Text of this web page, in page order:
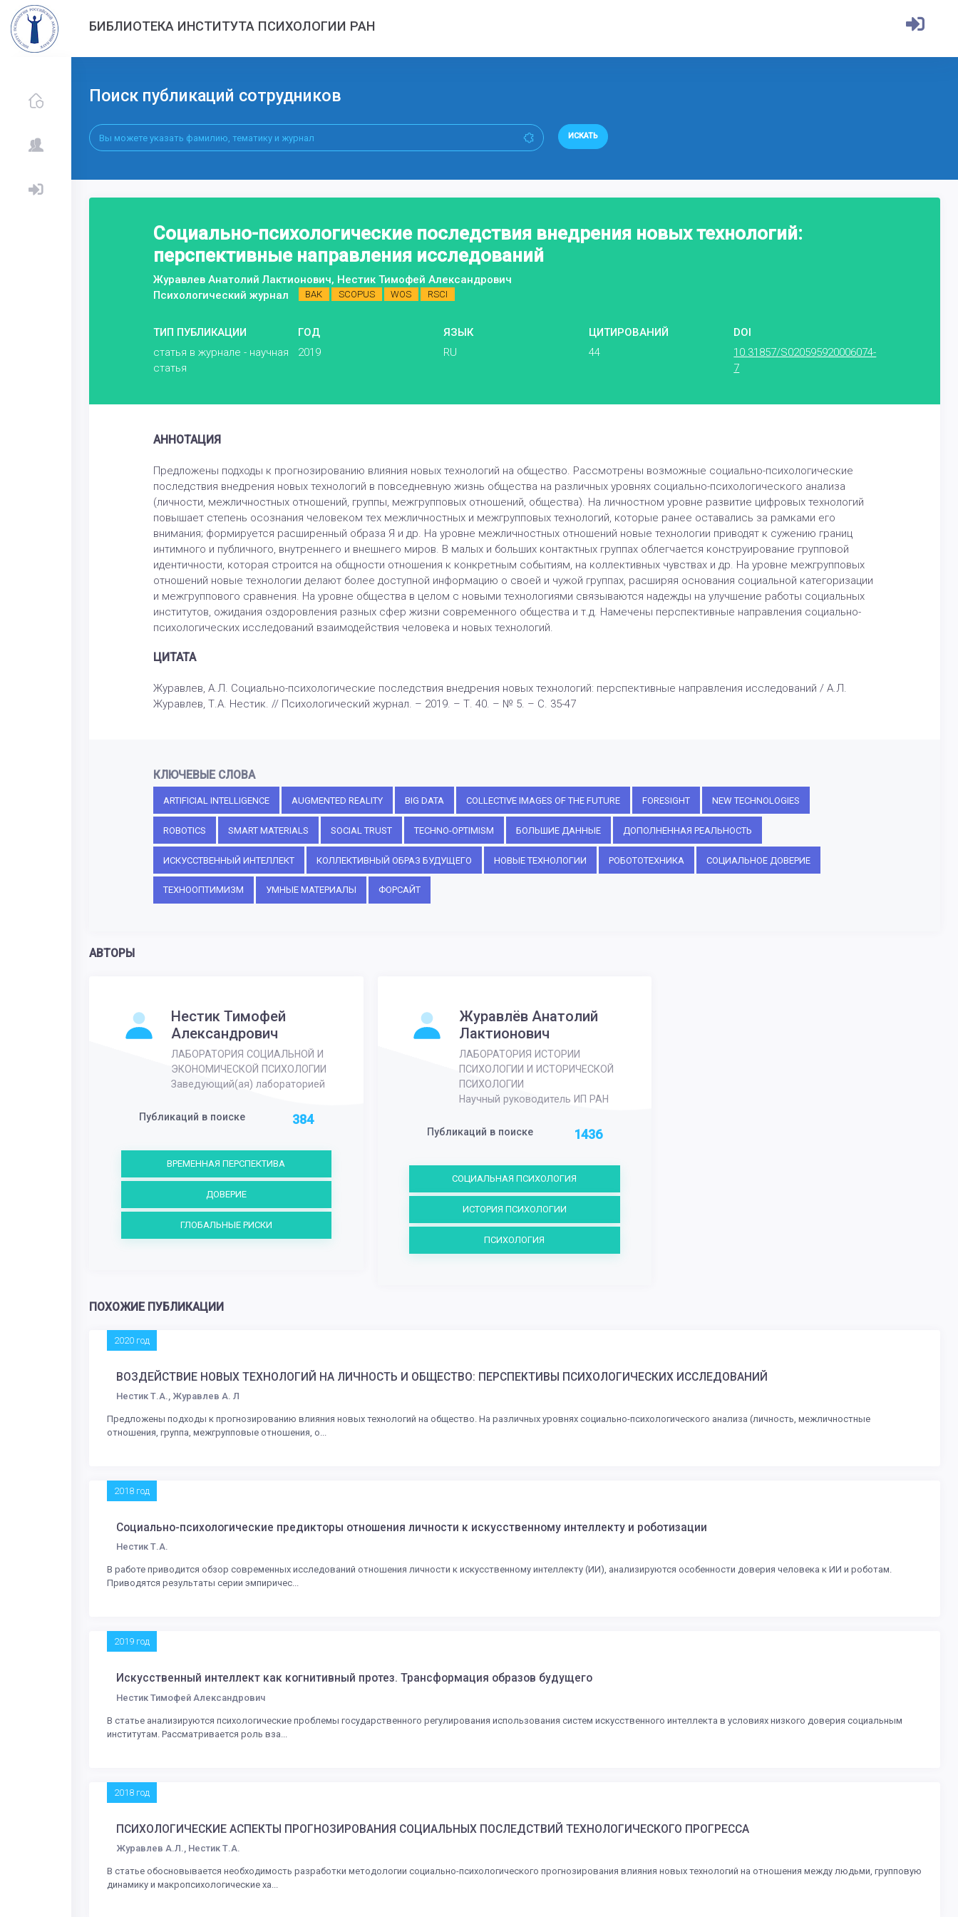
БИБЛИОТЕКА ИНСТИТУТА ПСИХОЛОГИИ РАН
Поиск публикаций сотрудников
ИСКАТЬ
Социально-психологические последствия внедрения новых технологий:
перспективные направления исследований
Журавлев Анатолий Лактионович, Нестик Тимофей Александрович
Психологический журнал
ВАК SCOPUS WOS RSCI
ТИП ПУБЛИКАЦИИ
статья в журнале - научная
статья
ГОД
2019
ЯЗЫК
RU
ЦИТИРОВАНИЙ
44
DOI
10.31857/S020595920006074-
7
АННОТАЦИЯ
Предложены подходы к прогнозированию влияния новых технологий на общество. Рассмотрены возможные социально-психологические
последствия внедрения новых технологий в повседневную жизнь общества на различных уровнях социально-психологического анализа
(личности, межличностных отношений, группы, межгрупповых отношений, общества). На личностном уровне развитие цифровых технологий
повышает степень осознания человеком тех межличностных и межгрупповых технологий, которые ранее оставались за рамками его
внимания; формируется расширенный образа Я и др. На уровне межличностных отношений новые технологии приводят к сужению границ
интимного и публичного, внутреннего и внешнего миров. В малых и больших контактных группах облегчается конструирование групповой
идентичности, которая строится на общности отношения к конкретным событиям, на коллективных чувствах и др. На уровне межгрупповых
отношений новые технологии делают более доступной информацию о своей и чужой группах, расширяя основания социальной категоризации
и межгруппового сравнения. На уровне общества в целом с новыми технологиями связываются надежды на улучшение работы социальных
институтов, ожидания оздоровления разных сфер жизни современного общества и т.д. Намечены перспективные направления социально-
психологических исследований взаимодействия человека и новых технологий.
ЦИТАТА
Журавлев, А.Л. Социально-психологические последствия внедрения новых технологий: перспективные направления исследований / А.Л.
Журавлев, Т.А. Нестик. // Психологический журнал. – 2019. – Т. 40. – № 5. – С. 35-47
КЛЮЧЕВЫЕ СЛОВА
ARTIFICIAL INTELLIGENCE AUGMENTED REALITY BIG DATA COLLECTIVE IMAGES OF THE FUTURE FORESIGHT NEW TECHNOLOGIES
ROBOTICS SMART MATERIALS SOCIAL TRUST TECHNO-OPTIMISM БОЛЬШИЕ ДАННЫЕ ДОПОЛНЕННАЯ РЕАЛЬНОСТЬ
ИСКУССТВЕННЫЙ ИНТЕЛЛЕКТ КОЛЛЕКТИВНЫЙ ОБРАЗ БУДУЩЕГО НОВЫЕ ТЕХНОЛОГИИ РОБОТОТЕХНИКА СОЦИАЛЬНОЕ ДОВЕРИЕ
ТЕХНООПТИМИЗМ УМНЫЕ МАТЕРИАЛЫ ФОРСАЙТ
АВТОРЫ
Нестик Тимофей
Александрович
ЛАБОРАТОРИЯ СОЦИАЛЬНОЙ И
ЭКОНОМИЧЕСКОЙ ПСИХОЛОГИИ
Заведующий(ая) лабораторией
Публикаций в поиске 384
ВРЕМЕННАЯ ПЕРСПЕКТИВА
ДОВЕРИЕ
ГЛОБАЛЬНЫЕ РИСКИ
Журавлёв Анатолий
Лактионович
ЛАБОРАТОРИЯ ИСТОРИИ
ПСИХОЛОГИИ И ИСТОРИЧЕСКОЙ
ПСИХОЛОГИИ
Научный руководитель ИП РАН
Публикаций в поиске 1436
СОЦИАЛЬНАЯ ПСИХОЛОГИЯ
ИСТОРИЯ ПСИХОЛОГИИ
ПСИХОЛОГИЯ
ПОХОЖИЕ ПУБЛИКАЦИИ
2020 год
ВОЗДЕЙСТВИЕ НОВЫХ ТЕХНОЛОГИЙ НА ЛИЧНОСТЬ И ОБЩЕСТВО: ПЕРСПЕКТИВЫ ПСИХОЛОГИЧЕСКИХ ИССЛЕДОВАНИЙ
Нестик Т.А., Журавлев А. Л
Предложены подходы к прогнозированию влияния новых технологий на общество. На различных уровнях социально-психологического анализа (личность, межличностные
отношения, группа, межгрупповые отношения, о...
2018 год
Социально-психологические предикторы отношения личности к искусственному интеллекту и роботизации
Нестик Т.А.
В работе приводится обзор современных исследований отношения личности к искусственному интеллекту (ИИ), анализируются особенности доверия человека к ИИ и роботам.
Приводятся результаты серии эмпиричес...
2019 год
Искусственный интеллект как когнитивный протез. Трансформация образов будущего
Нестик Тимофей Александрович
В статье анализируются психологические проблемы государственного регулирования использования систем искусственного интеллекта в условиях низкого доверия социальным
институтам. Рассматривается роль вза...
2018 год
ПСИХОЛОГИЧЕСКИЕ АСПЕКТЫ ПРОГНОЗИРОВАНИЯ СОЦИАЛЬНЫХ ПОСЛЕДСТВИЙ ТЕХНОЛОГИЧЕСКОГО ПРОГРЕССА
Журавлев А.Л., Нестик Т.А.
В статье обосновывается необходимость разработки методологии социально-психологического прогнозирования влияния новых технологий на отношения между людьми, групповую
динамику и макропсихологические ха...